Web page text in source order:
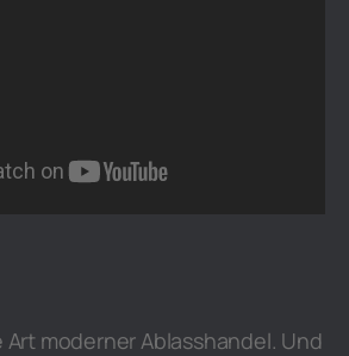
moderner Ablasshandel. Und